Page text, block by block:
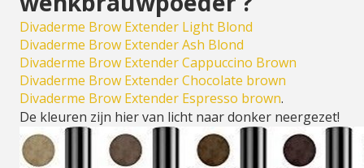
Divaderme Brow Extender Light Blond
Divaderme Brow Extender Ash Blond
Divaderme Brow Extender Cappuccino Brown
Divaderme Brow Extender Chocolate brown
Divaderme Brow Extender Espresso brown.
De kleuren zijn hier van licht naar donker neergezet!